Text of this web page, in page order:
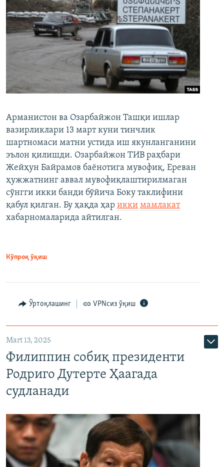
Арманистон ва Озарбайжон Ташқи ишлар
вазирликлари 13 март куни тинчлик
шартномаси матни устида иш якунланганини
эълон қилишди. Озарбайжон ТИВ раҳбари
Жейҳун Байрамов баёнотига мувофиқ, Ереван
ҳужжатнинг аввал мувофиқлаштирилмаган
сўнгги икки банди бўйича Боку таклифини
қабул қилган. Бу ҳақда ҳар икки мамлакат
хабарномаларида айтилган.
Кўпроқ ўқиш
Ўртоқлашинг VPNсиз ўқиш
Mart 13, 2025
Филиппин собиқ президенти
Родриго Дутерте Ҳаагада
судланади